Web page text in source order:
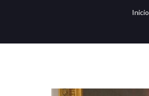
Inicio